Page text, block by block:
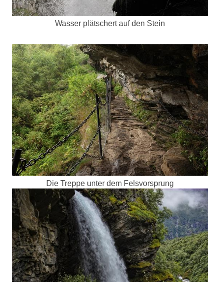
Wasser plätschert auf den Stein
Die Treppe unter dem Felsvorsprung